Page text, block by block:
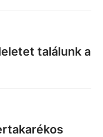
találunk a